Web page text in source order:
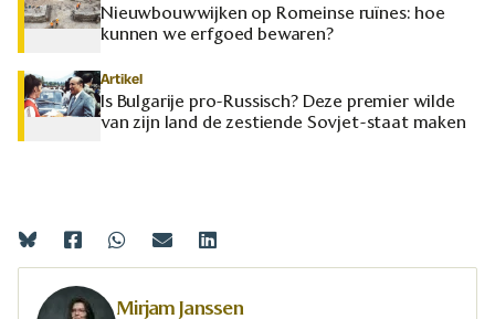
Nieuwbouwwijken op Romeinse ruïnes: hoe
kunnen we erfgoed bewaren?
Artikel
Is Bulgarije pro-Russisch? Deze premier wilde
van zijn land de zestiende Sovjet-staat maken
Mirjam Janssen